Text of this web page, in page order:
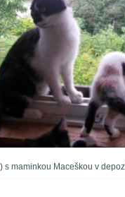
s maminkou Maceškou v